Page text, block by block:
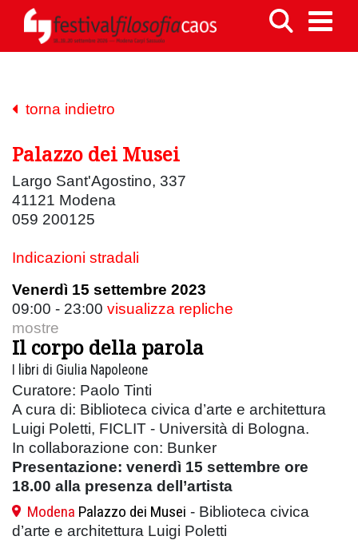
torna indietro
Palazzo dei Musei
Largo Sant'Agostino, 337
41121 Modena
059 200125
Indicazioni stradali
Venerdì 15 settembre 2023
09:00 - 23:00 visualizza repliche
mostre
Il corpo della parola
I libri di Giulia Napoleone
Curatore: Paolo Tinti
A cura di: Biblioteca civica d’arte e architettura
Luigi Poletti, FICLIT - Università di Bologna.
In collaborazione con: Bunker
Presentazione: venerdì 15 settembre ore
18.00 alla presenza dell’artista
Modena Palazzo dei Musei - Biblioteca civica
d’arte e architettura Luigi Poletti